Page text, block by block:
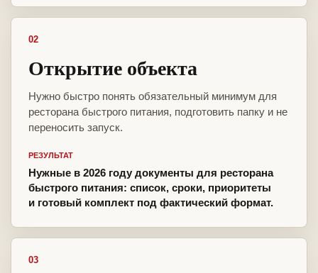
02
Открытие объекта
Нужно быстро понять обязательный минимум для
ресторана быстрого питания, подготовить папку и не
переносить запуск.
РЕЗУЛЬТАТ
Нужные в 2026 году документы для ресторана
быстрого питания: список, сроки, приоритеты
и готовый комплект под фактический формат.
03